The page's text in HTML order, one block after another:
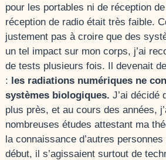
pour les portables ni de réception
réception de radio était très faible.
justement pas à croire que des
un tel impact sur mon corps, j’ai
de tests plusieurs fois. Il devenait
: les radiations numériques ne
systèmes biologiques. J’ai décidé
plus près, et au cours des années,
nombreuses études attestant ma
la connaissance d’autres
début, il s’agissaient surtout de